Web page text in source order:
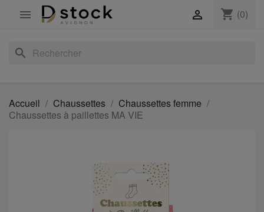
 shopping_cart (0)

search
Accueil Chaussettes
Chaussettes femme
Chaussettes à paillettes MA VIE